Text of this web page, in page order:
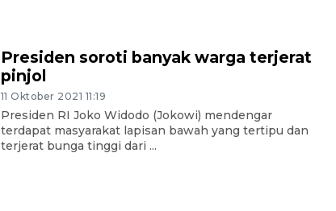
Presiden soroti banyak warga terjerat
pinjol
11 Oktober 2021 11:19
Presiden RI Joko Widodo (Jokowi) mendengar
terdapat masyarakat lapisan bawah yang tertipu dan
terjerat bunga tinggi dari ...